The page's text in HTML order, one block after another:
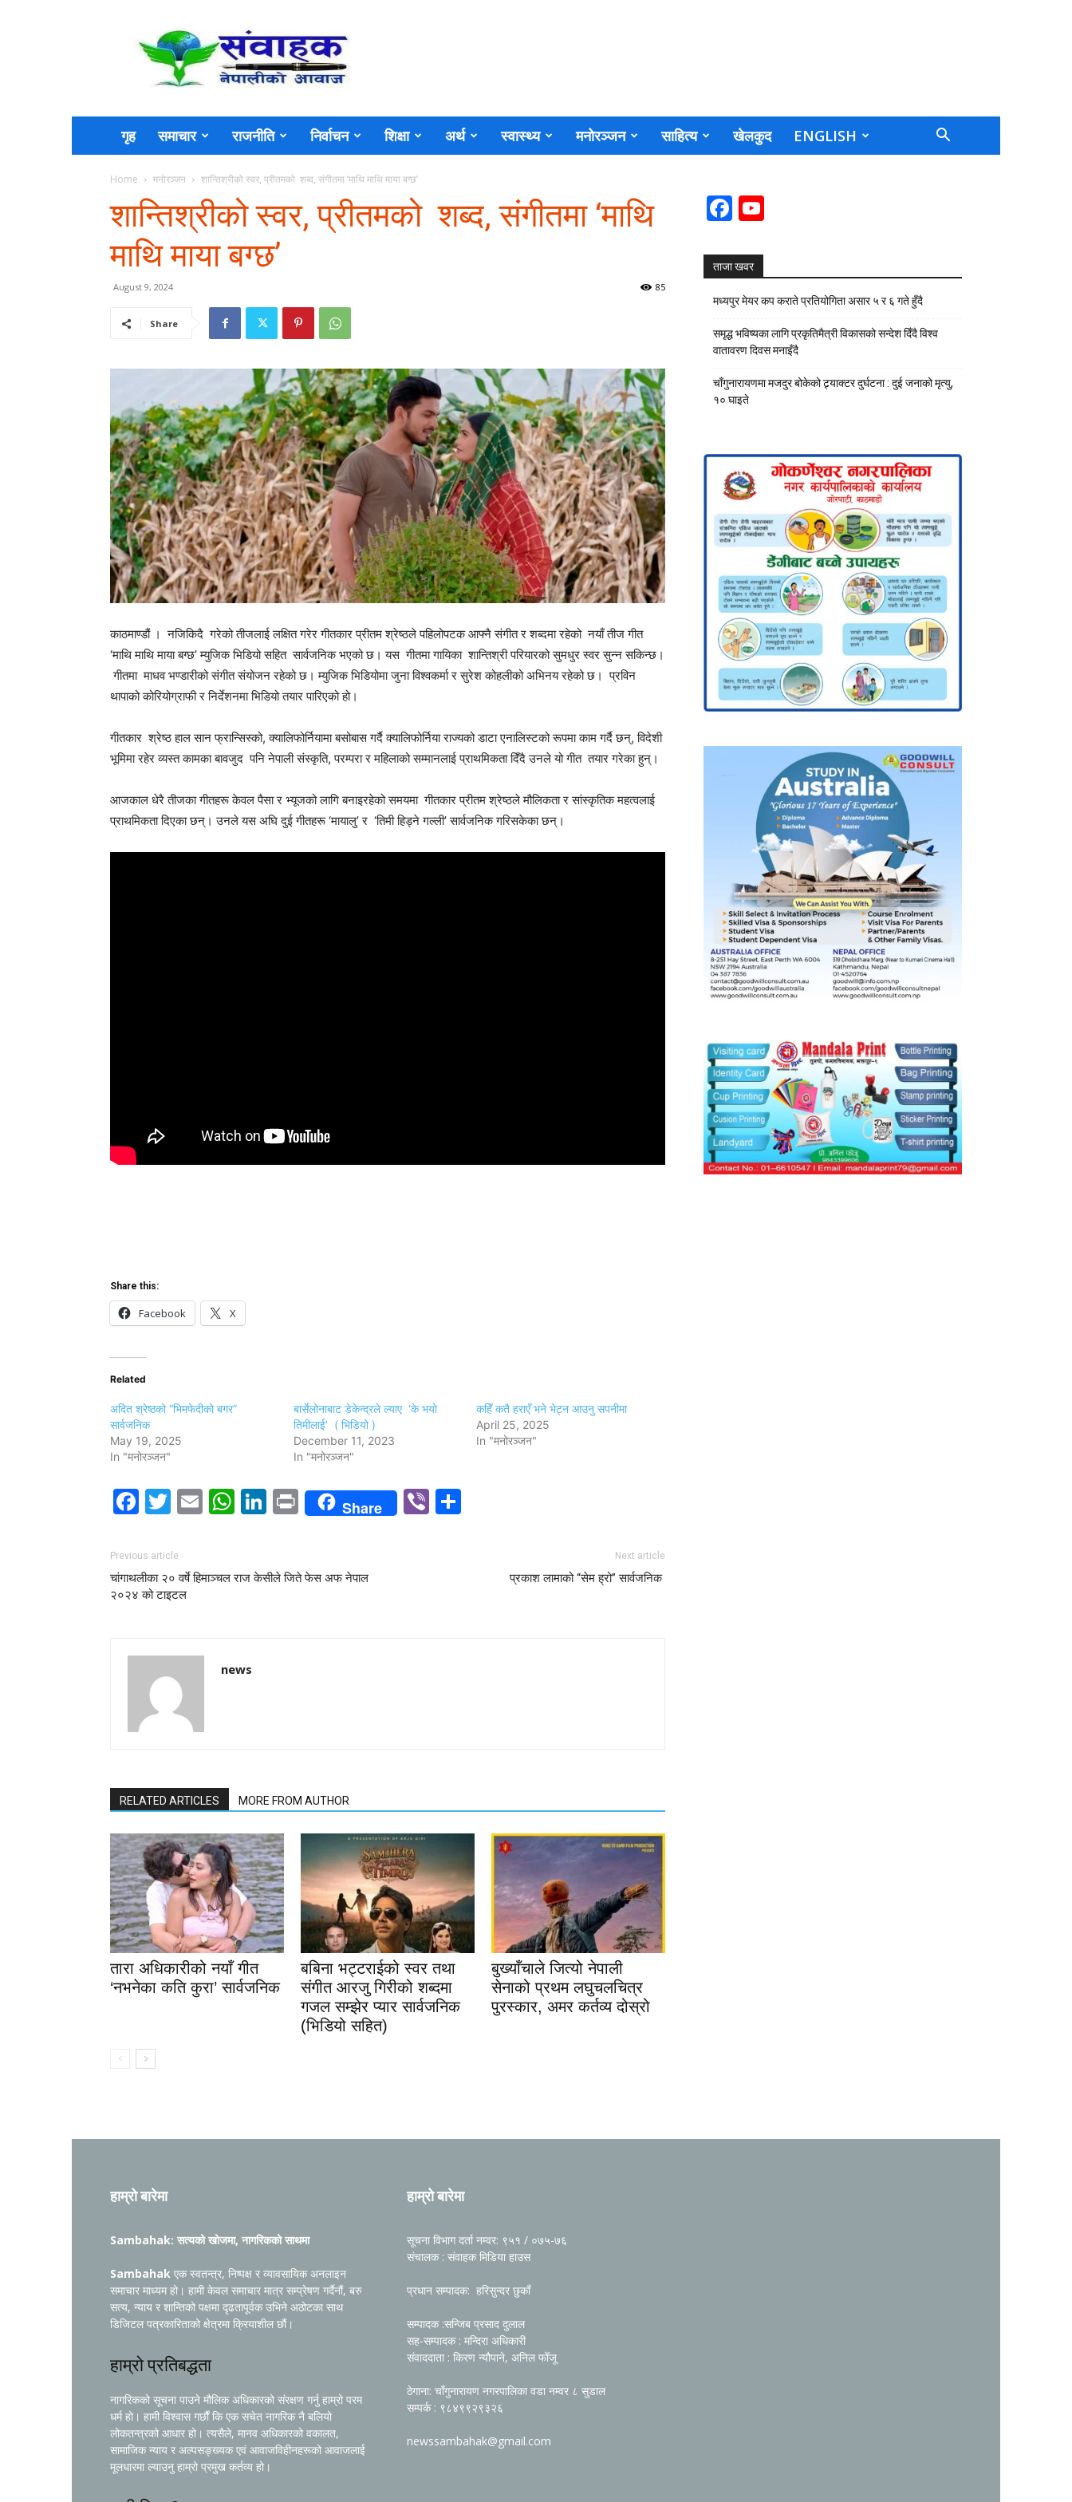
Sambahak
गृह समाचार राजनीति निर्वाचन शिक्षा अर्थ स्वास्थ्य मनोरञ्जन साहित्य खेलकुद ENGLISH
Home मनोरञ्जन शान्तिश्रीको स्वर, प्रीतमको शब्द, संगीतमा ‘माथि माथि माया बग्छ’
शान्तिश्रीको स्वर, प्रीतमको शब्द, संगीतमा ‘माथि
माथि माया बग्छ’
August 9, 2024 85
Share
काठमाण्डौं । नजिकिदै गरेको तीजलाई लक्षित गरेर गीतकार प्रीतम श्रेष्ठले पहिलोपटक आफ्नै संगीत र शब्दमा रहेको नयाँ तीज गीत
‘माथि माथि माया बग्छ’ म्युजिक भिडियो सहित सार्वजनिक भएको छ। यस गीतमा गायिका शान्तिश्री परियारको सुमधुर स्वर सुन्न सकिन्छ।
गीतमा माधव भण्डारीको संगीत संयोजन रहेको छ। म्युजिक भिडियोमा जुना विश्वकर्मा र सुरेश कोहलीको अभिनय रहेको छ। प्रविन
थापाको कोरियोग्राफी र निर्देशनमा भिडियो तयार पारिएको हो।
गीतकार श्रेष्ठ हाल सान फ्रान्सिस्को, क्यालिफोर्नियामा बसोबास गर्दै क्यालिफोर्निया राज्यको डाटा एनालिस्टको रूपमा काम गर्दै छन्, विदेशी
भूमिमा रहेर व्यस्त कामका बावजुद पनि नेपाली संस्कृति, परम्परा र महिलाको सम्मानलाई प्राथमिकता दिँदै उनले यो गीत तयार गरेका हुन्।
आजकाल धेरै तीजका गीतहरू केवल पैसा र भ्यूजको लागि बनाइरहेको समयमा गीतकार प्रीतम श्रेष्ठले मौलिकता र सांस्कृतिक महत्वलाई
प्राथमिकता दिएका छन्। उनले यस अघि दुई गीतहरू ‘मायालु’ र ‘तिमी हिड्ने गल्ली’ सार्वजनिक गरिसकेका छन्।
Share this:
Facebook X
Related
अदित श्रेष्ठको “भिमफेदीको बगर”
सार्वजनिक
May 19, 2025
In "मनोरञ्जन"
बार्सेलोनाबाट डेकेन्द्रले ल्याए ‘के भयो
तिमीलाई’ ( भिडियो )
December 11, 2023
In "मनोरञ्जन"
कहिँ कतै हराएँ भने भेट्न आउनु सपनीमा
April 25, 2025
In "मनोरञ्जन"
Facebook
Twitter
EmailWhatsApp
LinkedIn
PrintShare Viber
Previous article
चांगाथलीका २० वर्षे हिमाञ्चल राज केसीले जिते फेस अफ नेपाल
२०२४ को टाइटल
Next article
प्रकाश लामाको “सेम ह्रो” सार्वजनिक
news
RELATED ARTICLES MORE FROM AUTHOR
तारा अधिकारीको नयाँ गीत
‘नभनेका कति कुरा’ सार्वजनिक
बबिना भट्टराईको स्वर तथा
संगीत आरजु गिरीको शब्दमा
गजल सम्झेर प्यार सार्वजनिक
(भिडियो सहित)
बुख्याँचाले जित्यो नेपाली
सेनाको प्रथम लघुचलचित्र
पुरस्कार, अमर कर्तव्य दोस्रो
Facebook
ताजा खवर
मध्यपुर मेयर कप कराते प्रतियोगिता असार ५ र ६ गते हुँदै
समृद्ध भविष्यका लागि प्रकृतिमैत्री विकासको सन्देश दिँदै विश्व
वातावरण दिवस मनाइँदै
चाँगुनारायणमा मजदुर बोकेको ट्र्याक्टर दुर्घटना : दुई जनाको मृत्यु,
१० घाइते
हाम्रो बारेमा
Sambahak: सत्यको खोजमा, नागरिकको साथमा
Sambahak एक स्वतन्त्र, निष्पक्ष र व्यावसायिक अनलाइन
समाचार माध्यम हो। हामी केवल समाचार मात्र सम्प्रेषण गर्दैनौं, बरु
सत्य, न्याय र शान्तिको पक्षमा दृढतापूर्वक उभिने अठोटका साथ
डिजिटल पत्रकारिताको क्षेत्रमा क्रियाशील छौं।
हाम्रो प्रतिबद्धता
नागरिकको सूचना पाउने मौलिक अधिकारको संरक्षण गर्नु हाम्रो परम
धर्म हो। हामी विश्वास गर्छौं कि एक सचेत नागरिक नै बलियो
लोकतन्त्रको आधार हो। त्यसैले, मानव अधिकारको वकालत,
सामाजिक न्याय र अल्पसङ्ख्यक एवं आवाजविहीनहरूको आवाजलाई
मूलधारमा ल्याउनु हाम्रो प्रमुख कर्तव्य हो।
हाम्रो बारेमा
सूचना विभाग दर्ता नम्वर: ९५१ / ०७५-७६
संचालक : संवाहक मिडिया हाउस
प्रधान सम्पादक: हरिसुन्दर छुकाँ
सम्पादक :सन्जिब प्रसाद दुलाल
सह-सम्पादक : मन्दिरा अधिकारी
संवाददाता : किरण न्यौपाने, अनिल फोँजू
ठेगाना: चाँगुनारायण नगरपालिका वडा नम्वर ८ सुडाल
सम्पर्क : ९८४९९२९३२६
newssambahak@gmail.com